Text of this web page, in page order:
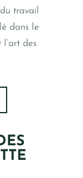
travail
dans le
des